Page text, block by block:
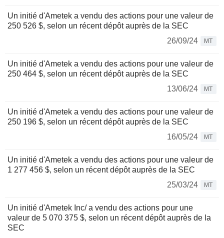
Un initié d'Ametek a vendu des actions pour une valeur de
250 526 $, selon un récent dépôt auprès de la SEC
26/09/24
MT
Un initié d'Ametek a vendu des actions pour une valeur de
250 464 $, selon un récent dépôt auprès de la SEC
13/06/24
MT
Un initié d'Ametek a vendu des actions pour une valeur de
250 196 $, selon un récent dépôt auprès de la SEC
16/05/24
MT
Un initié d'Ametek a vendu des actions pour une valeur de
1 277 456 $, selon un récent dépôt auprès de la SEC
25/03/24
MT
Un initié d'Ametek Inc/ a vendu des actions pour une
valeur de 5 070 375 $, selon un récent dépôt auprès de la
SEC